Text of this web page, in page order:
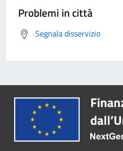
Problemi in città
Segnala disservizio